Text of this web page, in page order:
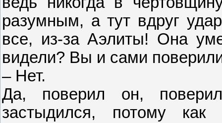
разумным, а тут вдруг
все, из-за Аэлиты! Она
видели? Вы и сами
– Нет.
Да, поверил он,
застыдился, потому